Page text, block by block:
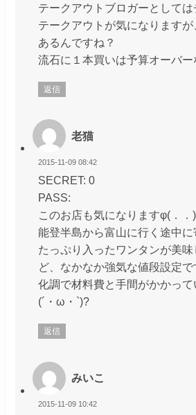
テークアウトブロガーとして
テークアウトが気になります
あるんですね？
流石に１本買いは予算オーバー
返信
老猫
2015-11-09 08:42
SECRET: 0
PASS:
このお店も気になりますφ(．．)
能登半島から富山に行く途中
たっぷり入ったワンタンが美
ど、なかなか強気な値段設定
化調で材料費と手間がかかっ
(´・ω・`)?
返信
みいこ
2015-11-09 10:42